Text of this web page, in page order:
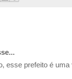
esse prefeito é